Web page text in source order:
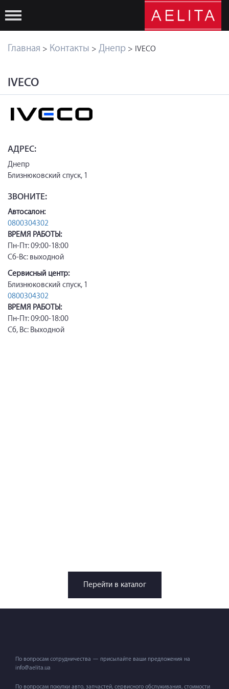
Главная > Контакты > Днепр > IVECO
IVECO
АДРЕС:
Днепр
Близнюковский спуск, 1
ЗВОНИТЕ:
Автосалон:
0800304302
ВРЕМЯ РАБОТЫ:
Пн-Пт: 09:00-18:00
Сб-Вс: выходной
Сервисный центр:
Близнюковский спуск, 1
0800304302
ВРЕМЯ РАБОТЫ:
Пн-Пт: 09:00-18:00
Сб, Вс: Выходной
Перейти в каталог
По вопросам сотрудничества — присылайте ваши предложения на
info@aelita.ua
По вопросам покупки авто, запчастей, сервисного обслуживания, стоимости